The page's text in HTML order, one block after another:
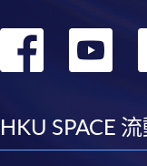
轉
HKU SPACE